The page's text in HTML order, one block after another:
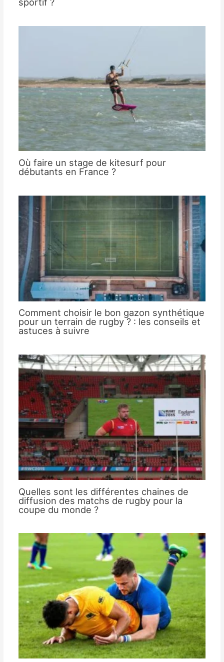
Où faire un stage de kitesurf pour
débutants en France ?
Comment choisir le bon gazon synthétique
pour un terrain de rugby ? : les conseils et
astuces à suivre
Quelles sont les différentes chaines de
diffusion des matchs de rugby pour la
coupe du monde ?